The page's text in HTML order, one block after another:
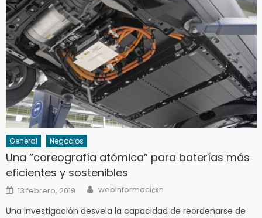
General Negocios
Una “coreografía atómica” para baterías más
eficientes y sostenibles
Posted
on
13 febrero, 2019 Author
webinformaci@n
Una investigación desvela la capacidad de reordenarse de